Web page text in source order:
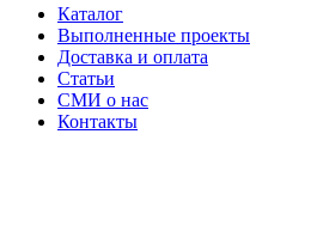
Каталог
Выполненные проекты
Доставка и оплата
Статьи
СМИ о нас
Контакты